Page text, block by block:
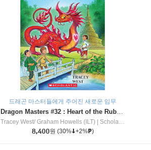
드래곤 마스터들에게 주어진 새로운 임무
Dragon Masters #32 : Heart of the Ruby Dragon (A Branches Book)
Tracey West/ Graham Howells (ILT)
Scholastic Inc
8,400원 (30% +2% )